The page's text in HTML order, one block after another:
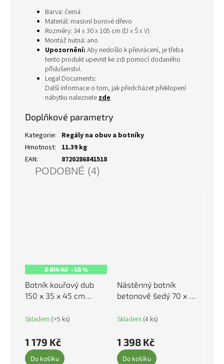
Barva: černá
Materiál: masivní borové dřevo
Rozměry: 34 x 30 x 105 cm (D x Š x V)
Montáž nutná: ano
Upozornění: Aby nedošlo k převrácení, je třeba
tento produkt upevnit ke zdi pomocí dodaného
příslušenství.
Legal Documents:
Další informace o tom, jak předcházet překlopení
nábytku naleznete zde
Doplňkové parametry
Kategorie: Regály na obuv a botníky
Hmotnost:
11.39 kg
EAN: 8720286841518
PODOBNÉ (4)
2 814 Kč –58 %
Botník kouřový dub
150 x 35 x 45 cm
816917
Skladem (>5 ks)
1 179 Kč
Do košíku
Nástěnný botník
betonově šedý 70 x 35
dřevo 821016
Skladem (4 ks)
1 398 Kč
Do košíku